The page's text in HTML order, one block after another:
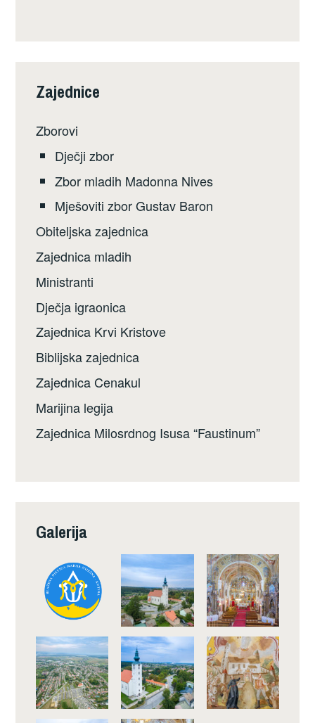
Zajednice
Zborovi
Dječji zbor
Zbor mladih Madonna Nives
Mješoviti zbor Gustav Baron
Obiteljska zajednica
Zajednica mladih
Ministranti
Dječja igraonica
Zajednica Krvi Kristove
Biblijska zajednica
Zajednica Cenakul
Marijina legija
Zajednica Milosrdnog Isusa “Faustinum”
Galerija